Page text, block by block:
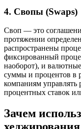
4. Свопы (Swaps)
Своп — это
протяжении
распространены
фиксированный
наоборот), и
суммы и процентов в
компаниям управлять
процентных ставок
Зачем